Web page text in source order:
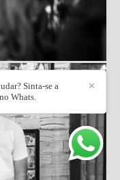
✕
Sinta-se a
Whats.